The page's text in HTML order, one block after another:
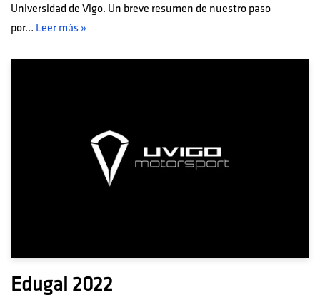
Universidad de Vigo. Un breve resumen de nuestro paso
por… Leer más »
Edugal 2022